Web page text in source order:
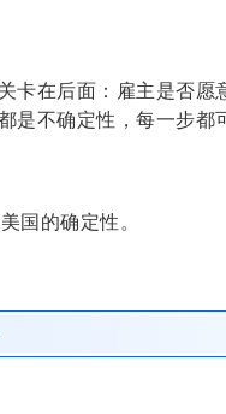
卡在后面：雇主是否愿
是不确定性，每一步都
国的确定性。